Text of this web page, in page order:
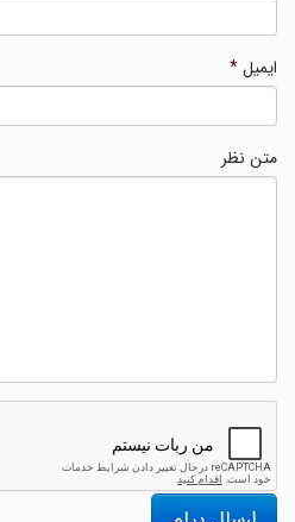
ایمیل*
متن نظر